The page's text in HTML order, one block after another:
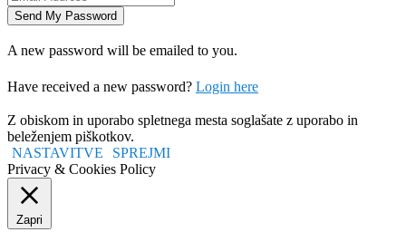
A new password will be emailed to you.
Have received a new password? Login here
Z obiskom in uporabo spletnega mesta soglašate z uporabo in
beleženjem piškotkov.
NASTAVITVE
SPREJMI
Privacy & Cookies Policy
Zapri